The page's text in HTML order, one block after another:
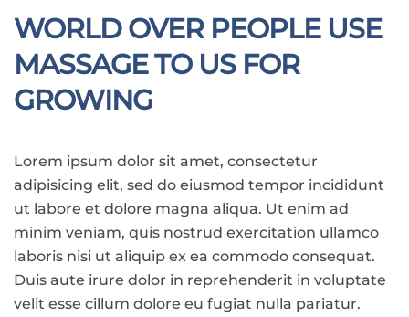
WORLD OVER PEOPLE USE
MASSAGE TO US FOR
GROWING
Lorem ipsum dolor sit amet, consectetur
adipisicing elit, sed do eiusmod tempor incididunt
ut labore et dolore magna aliqua. Ut enim ad
minim veniam, quis nostrud exercitation ullamco
laboris nisi ut aliquip ex ea commodo consequat.
Duis aute irure dolor in reprehenderit in voluptate
velit esse cillum dolore eu fugiat nulla pariatur.